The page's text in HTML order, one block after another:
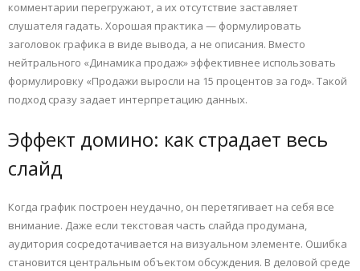
комментарии перегружают, а их отсутствие заставляет
слушателя гадать. Хорошая практика — формулировать
заголовок графика в виде вывода, а не описания. Вместо
нейтрального «Динамика продаж» эффективнее использовать
формулировку «Продажи выросли на 15 процентов за год». Такой
подход сразу задает интерпретацию данных.
Эффект домино: как страдает весь
слайд
Когда график построен неудачно, он перетягивает на себя все
внимание. Даже если текстовая часть слайда продумана,
аудитория сосредотачивается на визуальном элементе. Ошибка
становится центральным объектом обсуждения. В деловой среде